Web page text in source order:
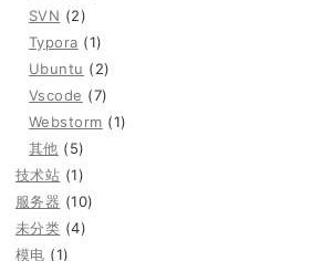
SVN (2)
Typora (1)
Ubuntu (2)
Vscode (7)
Webstorm (1)
其他 (5)
技术站 (1)
服务器 (10)
未分类 (4)
模电 (1)